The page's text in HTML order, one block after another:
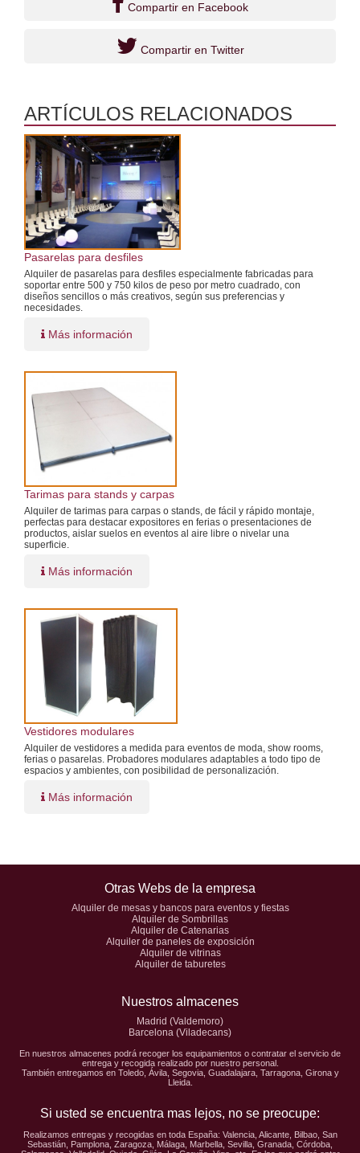
Compartir en Facebook
Compartir en Twitter
ARTÍCULOS RELACIONADOS
Pasarelas para desfiles
Alquiler de pasarelas para desfiles especialmente fabricadas para
soportar entre 500 y 750 kilos de peso por metro cuadrado, con
diseños sencillos o más creativos, según sus preferencias y
necesidades.
Más información
Tarimas para stands y carpas
Alquiler de tarimas para carpas o stands, de fácil y rápido montaje,
perfectas para destacar expositores en ferias o presentaciones de
productos, aislar suelos en eventos al aire libre o nivelar una
superficie.
Más información
Vestidores modulares
Alquiler de vestidores a medida para eventos de moda, show rooms,
ferias o pasarelas. Probadores modulares adaptables a todo tipo de
espacios y ambientes, con posibilidad de personalización.
Más información
Otras Webs de la empresa
Alquiler de mesas y bancos para eventos y fiestas
Alquiler de Sombrillas
Alquiler de Catenarias
Alquiler de paneles de exposición
Alquiler de vitrinas
Alquiler de taburetes
Nuestros almacenes
Madrid (Valdemoro)
Barcelona (Viladecans)
En nuestros almacenes podrá recoger los equipamientos o contratar el servicio de
entrega y recogida realizado por nuestro personal.
También entregamos en Toledo, Ávila, Segovia, Guadalajara, Tarragona, Girona y
Lleida.
Si usted se encuentra mas lejos, no se preocupe:
Realizamos entregas y recogidas en toda España: Valencia, Alicante, Bilbao, San
Sebastián, Pamplona, Zaragoza, Málaga, Marbella, Sevilla, Granada, Córdoba,